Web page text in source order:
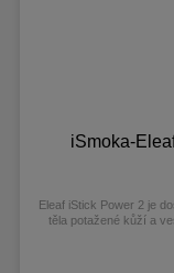
iSmoka-
Eleaf iStick Power 2 je
těla potažené kůží a
POWER podporuje